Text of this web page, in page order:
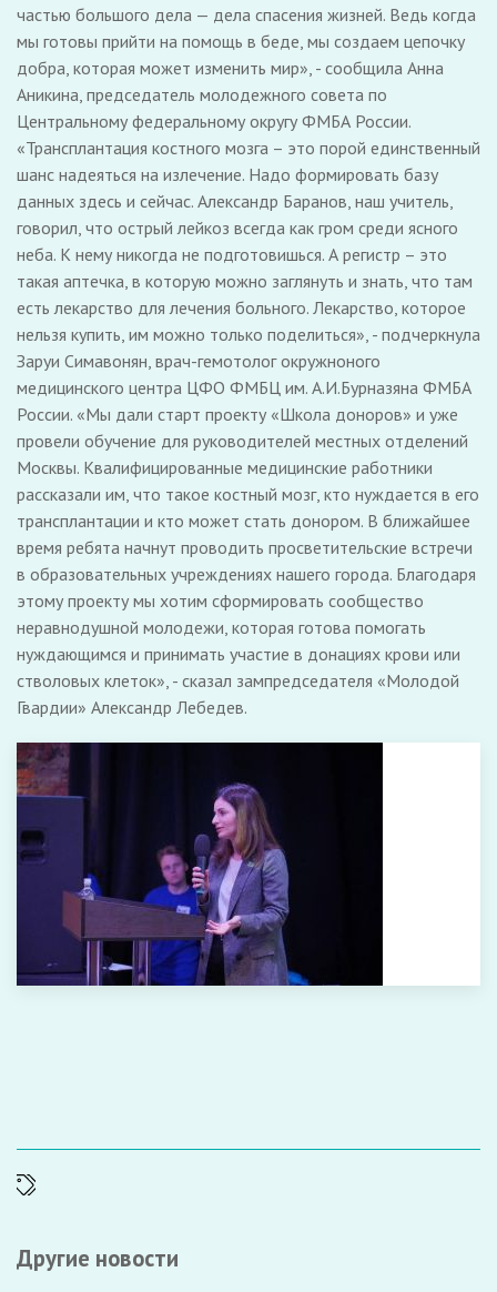
частью большого дела — дела спасения жизней. Ведь когда
мы готовы прийти на помощь в беде, мы создаем цепочку
добра, которая может изменить мир», - сообщила Анна
Аникина, председатель молодежного совета по
Центральному федеральному округу ФМБА России.
«Трансплантация костного мозга – это порой единственный
шанс надеяться на излечение. Надо формировать базу
данных здесь и сейчас. Александр Баранов, наш учитель,
говорил, что острый лейкоз всегда как гром среди ясного
неба. К нему никогда не подготовишься. А регистр – это
такая аптечка, в которую можно заглянуть и знать, что там
есть лекарство для лечения больного. Лекарство, которое
нельзя купить, им можно только поделиться», - подчеркнула
Заруи Симавонян, врач-гемотолог окружноного
медицинского центра ЦФО ФМБЦ им. А.И.Бурназяна ФМБА
России. «Мы дали старт проекту «Школа доноров» и уже
провели обучение для руководителей местных отделений
Москвы. Квалифицированные медицинские работники
рассказали им, что такое костный мозг, кто нуждается в его
трансплантации и кто может стать донором. В ближайшее
время ребята начнут проводить просветительские встречи
в образовательных учреждениях нашего города. Благодаря
этому проекту мы хотим сформировать сообщество
неравнодушной молодежи, которая готова помогать
нуждающимся и принимать участие в донациях крови или
стволовых клеток», - сказал зампредседателя «Молодой
Гвардии» Александр Лебедев.
Другие новости